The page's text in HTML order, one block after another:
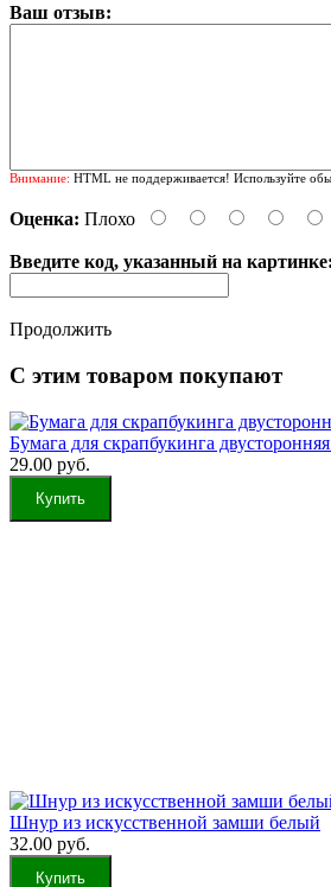
Ваш отзыв:
Внимание: HTML не поддерживается! Используйте
Оценка: Плохо
Введите код, указанный на картинке:
Продолжить
С этим товаром покупают
Бумага для скрапбукинга
29.00 руб.
Шнур из искусственной замши белый
32.00 руб.